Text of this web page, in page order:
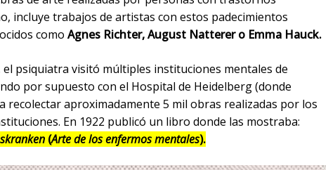
incluye trabajos de artistas con estos padecimientos
como Agnes Richter, August Natterer o Emma Hauck.
el psiquiatra visitó múltiples instituciones mentales de
por supuesto con el Hospital de Heidelberg (donde
recolectar aproximadamente 5 mil obras realizadas por los
En 1922 publicó un libro donde las mostraba:
(Arte de los enfermos mentales).